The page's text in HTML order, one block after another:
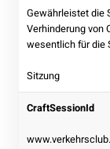
Gewährleistet die
Verhinderung von
wesentlich für die
Sitzung
CraftSessionId